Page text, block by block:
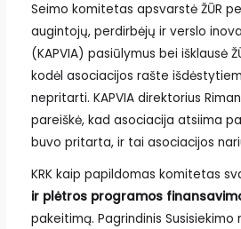
Seimo komitetas apsvarstė ŽŪR
augintojų, perdirbėjų ir verslo
(KAPVIA) pasiūlymus bei išklausė
kodėl asociacijos rašte
nepritarti. KAPVIA direktorius
pareiškė, kad asociacija atsiima
buvo pritarta, ir tai asociacijos
KRK kaip papildomas komitetas
ir plėtros programos
pakeitimą. Pagrindinis